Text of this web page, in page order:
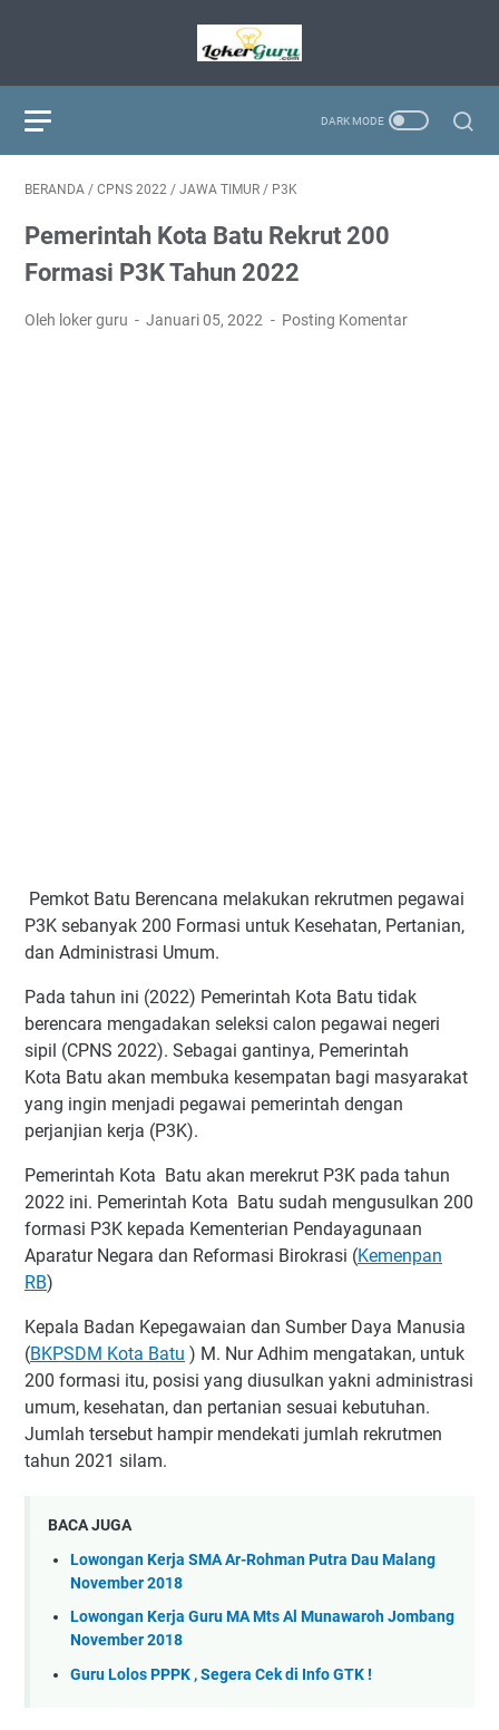
BERANDA / CPNS 2022 / JAWA TIMUR / P3K
Pemerintah Kota Batu Rekrut 200
Formasi P3K Tahun 2022
Oleh loker guru Januari 05, 2022 Posting Komentar
Pemkot Batu Berencana melakukan rekrutmen pegawai
P3K sebanyak 200 Formasi untuk Kesehatan, Pertanian,
dan Administrasi Umum.
Pada tahun ini (2022) Pemerintah Kota Batu tidak
berencara mengadakan seleksi calon pegawai negeri
sipil (CPNS 2022). Sebagai gantinya, Pemerintah
Kota Batu akan membuka kesempatan bagi masyarakat
yang ingin menjadi pegawai pemerintah dengan
perjanjian kerja (P3K).
Pemerintah Kota Batu akan merekrut P3K pada tahun
2022 ini. Pemerintah Kota Batu sudah mengusulkan 200
formasi P3K kepada Kementerian Pendayagunaan
Aparatur Negara dan Reformasi Birokrasi (Kemenpan
RB)
Kepala Badan Kepegawaian dan Sumber Daya Manusia
(BKPSDM Kota Batu ) M. Nur Adhim mengatakan, untuk
200 formasi itu, posisi yang diusulkan yakni administrasi
umum, kesehatan, dan pertanian sesuai kebutuhan.
Jumlah tersebut hampir mendekati jumlah rekrutmen
tahun 2021 silam.
BACA JUGA
Lowongan Kerja SMA Ar-Rohman Putra Dau Malang
November 2018
Lowongan Kerja Guru MA Mts Al Munawaroh Jombang
November 2018
Guru Lolos PPPK , Segera Cek di Info GTK !